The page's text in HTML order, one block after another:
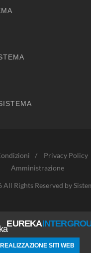
/ Privacy Policy
Amministrazione
Rights Reserved by
EUREKA
REALIZZAZIONE SITI WEB